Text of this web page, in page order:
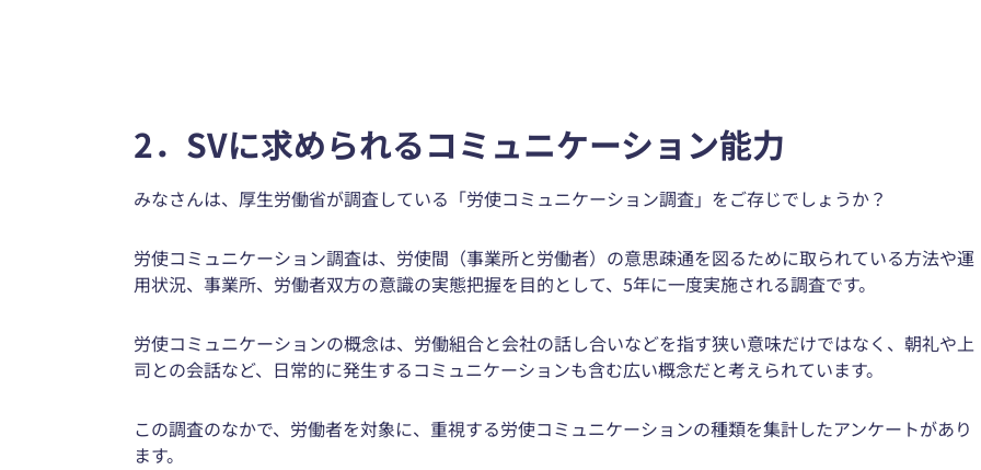
2．SVに求められるコミュニケーション能力
みなさんは、厚生労働省が調査している「労使コミュニケーション調査」をご存じでしょうか？
労使コミュニケーション調査は、労使間（事業所と労働者）の意思疎通を図るために取られている方法や運
用状況、事業所、労働者双方の意識の実態把握を目的として、5年に一度実施される調査です。
労使コミュニケーションの概念は、労働組合と会社の話し合いなどを指す狭い意味だけではなく、朝礼や上
司との会話など、日常的に発生するコミュニケーションも含む広い概念だと考えられています。
この調査のなかで、労働者を対象に、重視する労使コミュニケーションの種類を集計したアンケートがあり
ます。